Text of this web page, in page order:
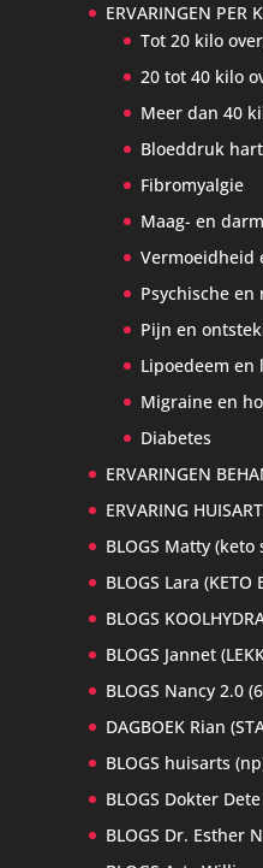
ERVARINGEN PER
Tot 20 kilo
20 tot 40 kilo
Meer dan 40
Bloeddruk
Fibromyalgie
Maag- en
Vermoeidheid
Psychische
Pijn en
Lipoedeem en
Migraine en
Diabetes
ERVARINGEN
ERVARING
BLOGS Matty (keto
BLOGS Lara (KETO
BLOGS
BLOGS Jannet
BLOGS Nancy 2.0
DAGBOEK Rian
BLOGS huisarts
BLOGS Dokter Dete
BLOGS Dr. Esther